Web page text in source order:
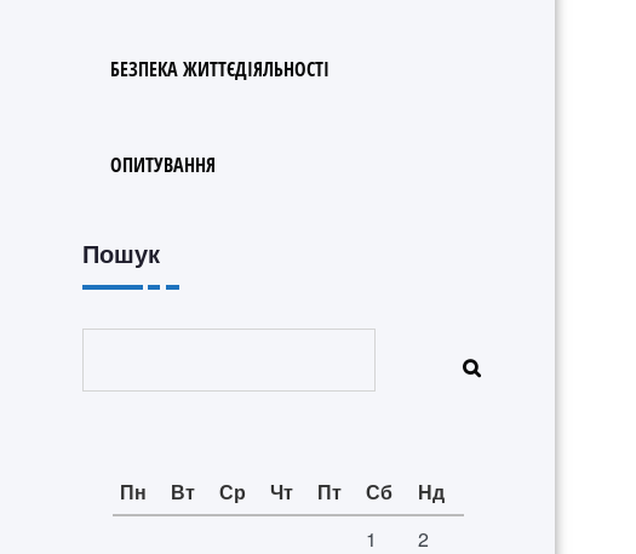
БЕЗПЕКА ЖИТТЄДІЯЛЬНОСТІ
ОПИТУВАННЯ
Пошук
Пн Вт Ср Чт Пт Сб
Нд
1
2